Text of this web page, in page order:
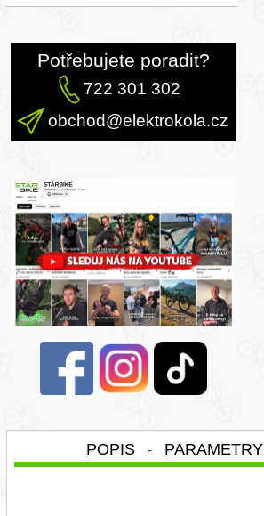
Potřebujete poradit?
722 301 302
obchod@elektrokola.cz
POPIS - PARAMETRY